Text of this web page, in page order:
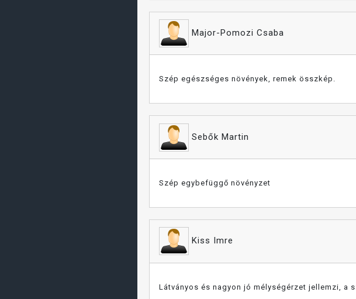
Major-Pomozi Csaba
Szép egészséges növények, remek összkép.
Sebők Martin
Szép egybefüggő növényzet
Kiss Imre
Látványos és nagyon jó mélységérzet jellemzi, a